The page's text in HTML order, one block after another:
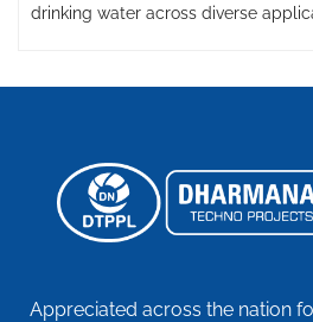
drinking water across diverse
Appreciated across the nation